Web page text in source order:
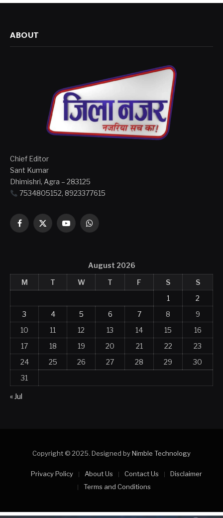
ABOUT
Chief Editor
Sant Kumar
Dhimishri, Agra – 283125
7534805152, 8923377615
Facebook
X
YouTubeWhatsApp
August 2026
M
T W T F S
S
1
2
3
4 5 6 7 8
9
10
11 12 13 14 15
16
17
18 19 20 21 22
23
24
25 26 27 28 29
30
31
« Jul
Copyright © 2025. Designed byNimble Technology
Privacy Policy About Us Contact Us
Disclaimer
Terms and Conditions